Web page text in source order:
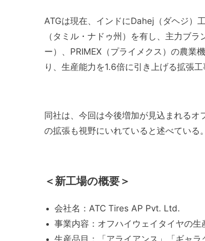
ATGは現在、インドにDahej（ダヘジ）
（タミル・ナドゥ州）を有し、主力ブ
ー）、PRIMEX（プライメクス）の農業
り、生産能力を1.6倍に引き上げる拡張工
同社は、今回は今後増加が見込まれる
の拡張も視野にいれていると述べている。
＜新工場の概要＞
会社名：ATC Tires AP Pvt. Ltd.
事業内容：オフハイウェイタイヤの生
生産品目：「アライアンス」「ギャ